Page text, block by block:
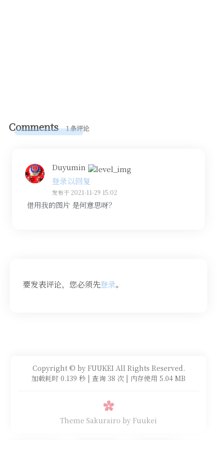
Comments 1 条评论
Duyumin
登录以回复
发布于 2021-11-29 15:02
借用我的图片 是何意思呀？
要发表评论，您必须先登录。
Copyright © by FUUKEI All Rights Reserved.
加载耗时 0.139 秒 | 查询 38 次 | 内存使用 5.04 MB
Theme Sakurairo by Fuukei